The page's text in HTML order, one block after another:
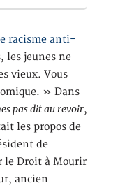
racisme anti-
les jeunes ne
vieux. Vous
» Dans
pas dit au revoir,
les propos de
de
le Droit à Mourir
ancien